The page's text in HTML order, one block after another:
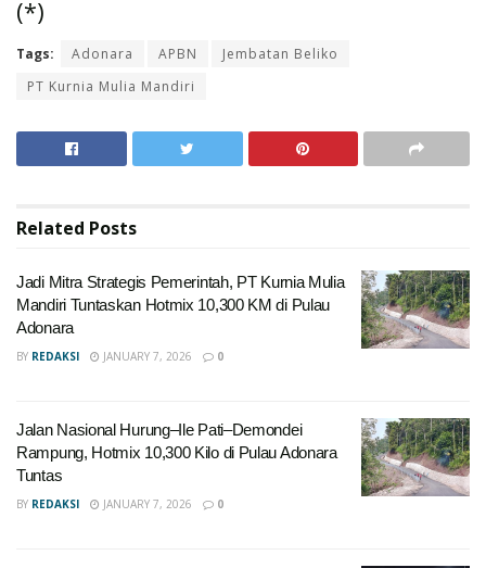
(*)
Tags: Adonara APBN
Jembatan Beliko
PT Kurnia Mulia Mandiri
Related Posts
Jadi Mitra Strategis Pemerintah, PT Kurnia Mulia
Mandiri Tuntaskan Hotmix 10,300 KM di Pulau
Adonara
BY REDAKSI JANUARY 7, 2026 0
Jalan Nasional Hurung–Ile Pati–Demondei
Rampung, Hotmix 10,300 Kilo di Pulau Adonara
Tuntas
BY REDAKSI JANUARY 7, 2026 0